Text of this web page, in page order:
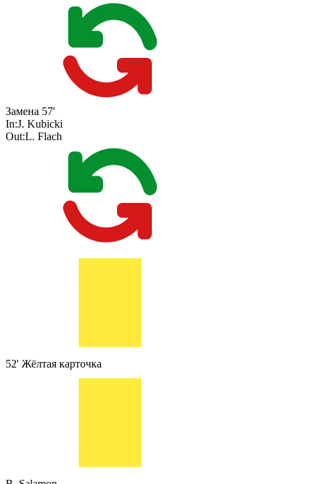
Замена 57'
In:J. Kubicki
Out:L. Flach
52' Жёлтая карточка